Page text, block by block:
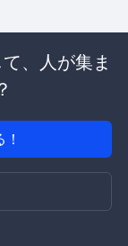
、人が集ま